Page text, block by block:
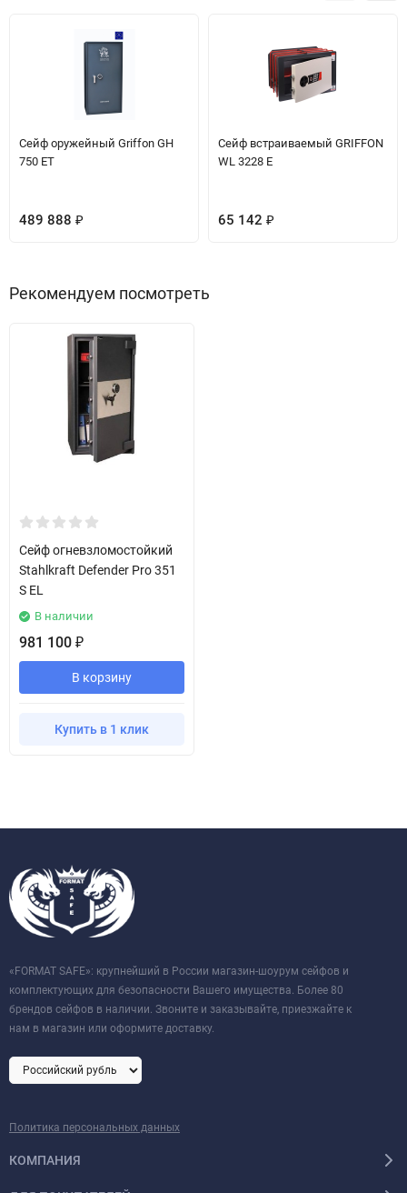
Сейф оружейный Griffon GH
750 ET
489 888 ₽
Сейф встраиваемый GRIFFON
WL 3228 E
65 142 ₽
Рекомендуем посмотреть
Сейф огневзломостойкий
Stahlkraft Defender Pro 351
S EL
В наличии
981 100 ₽
В корзину
Купить в 1 клик
«FORMAT SAFE»: крупнейший в России магазин-шоурум сейфов и
комплектующих для безопасности Вашего имущества. Более 80
брендов сейфов в наличии. Звоните и заказывайте, приезжайте к
нам в магазин или оформите доставку.
Политика персональных данных
КОМПАНИЯ